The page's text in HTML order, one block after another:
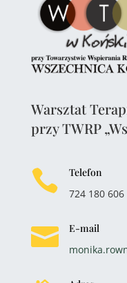
Warsztat
przy TWRP

Telefon
724 180 606

E-mail